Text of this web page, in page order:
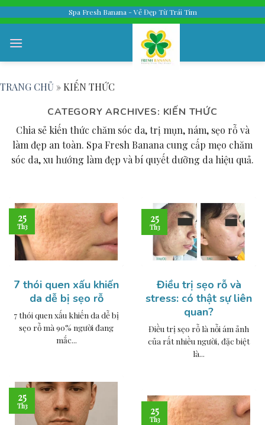
Skip
to
content
Spa Fresh Banana - Vẻ Đẹp Từ Trái Tim
TRANG CHỦ » KIẾN THỨC
CATEGORY ARCHIVES: KIẾN THỨC
Chia sẻ kiến thức chăm sóc da, trị mụn, nám, sẹo rỗ và
làm đẹp an toàn. Spa Fresh Banana cung cấp mẹo chăm
sóc da, xu hướng làm đẹp và bí quyết dưỡng da hiệu quả.
7 thói quen xấu khiến
da dễ bị sẹo rỗ
7 thói quen xấu khiến da dễ bị
sẹo rỗ mà 90% người đang
mắc...
25
Th3
Điều trị sẹo rỗ và
stress: có thật sự liên
quan?
Điều trị sẹo rỗ là nỗi ám ảnh
của rất nhiều người, đặc biệt
là...
25
Th3
25
Th3 25
Th3